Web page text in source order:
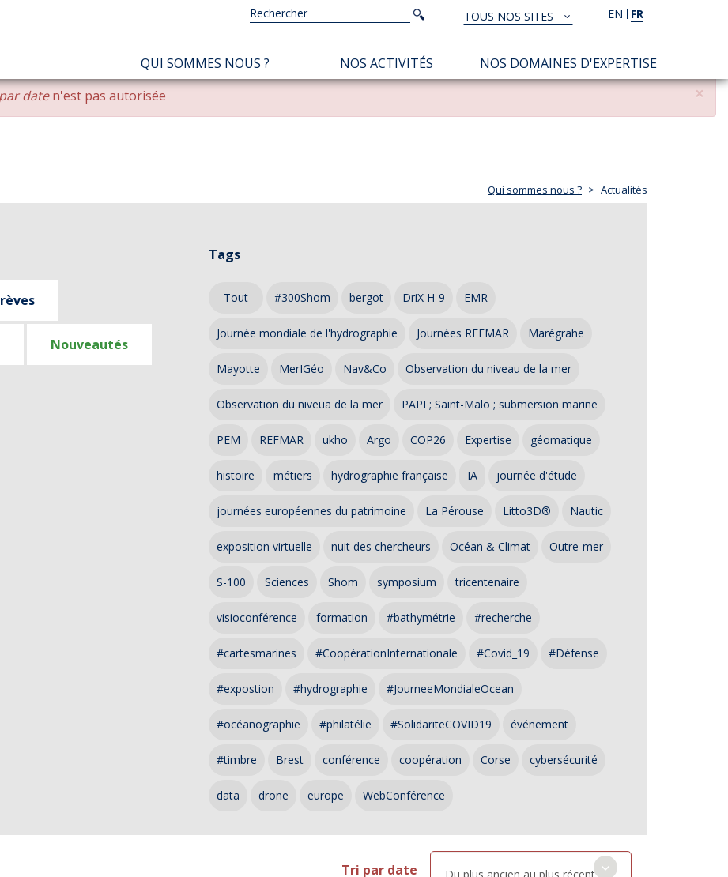
EN FR
TOUS
NOS
SITES
TOUS NOS SITES
Rechercher
Rechercher
NAVIGATION
PRINCIPALE
QUI SOMMES NOUS ? NOS ACTIVITÉS NOS DOMAINES D'EXPERTISE
×
daten'est pas autorisée
Qui sommes nous ? Actualités
Nouveautés
Tags
- Tout - #300Shom bergot DriX H-9 EMR
Journée mondiale de l'hydrographie Journées REFMAR Marégrahe
Mayotte MerIGéo Nav&Co Observation du niveau de la mer
Observation du niveua de la mer PAPI ; Saint-Malo ; submersion marine
PEM REFMAR ukho Argo COP26 Expertise géomatique
histoire métiers hydrographie française IA journée d'étude
journées européennes du patrimoine La Pérouse Litto3D® Nautic
exposition virtuelle nuit des chercheurs Océan & Climat Outre-mer
S-100 Sciences Shom symposium tricentenaire
visioconférence formation #bathymétrie #recherche
#cartesmarines #CoopérationInternationale #Covid_19 #Défense
#expostion #hydrographie #JourneeMondialeOcean
#océanographie #philatélie #SolidariteCOVID19 événement
#timbre Brest conférence coopération Corse cybersécurité
data drone europe WebConférence
Tri par date